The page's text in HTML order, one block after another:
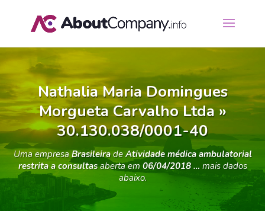
Nathalia Maria Domingues
Morgueta Carvalho Ltda »
30.130.038/0001-40
Uma empresa Brasileirade Atividade médica ambulatorial
restrita a consultasaberta em 06/04/2018 …mais dados
abaixo.